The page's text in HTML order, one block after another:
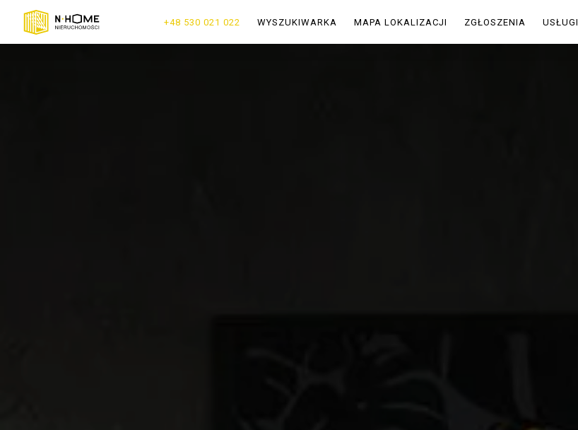
+48 530 021 022 WYSZUKIWARKA MAPA LOKALIZACJI ZGŁOSZENIA USŁUGI